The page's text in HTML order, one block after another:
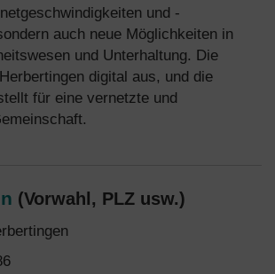
und -
auch neue Möglichkeiten in
und Unterhaltung. Die
digital aus, und die
für eine vernetzte und
(Vorwahl, PLZ usw.)